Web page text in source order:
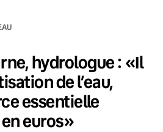
hydrologue : «Il
de l’eau,
essentielle
euros»